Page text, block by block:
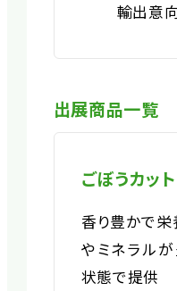
輸出意
出展商品一覧
ごぼうカット
香り豊かで栄
やミネラル
状態で提供